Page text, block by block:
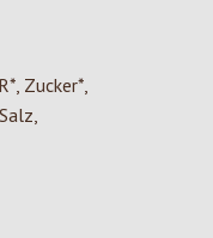
Zucker*,